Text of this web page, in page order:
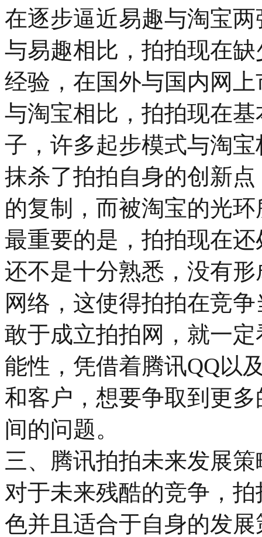
在逐步逼近易趣与淘宝两
与易趣相比，拍拍现在
经验，在国外与国内网
与淘宝相比，拍拍现在
子，许多起步模式与淘
抹杀了拍拍自身的创新
的复制，而被淘宝的光
最重要的是，拍拍现在
还不是十分熟悉，没有
网络，这使得拍拍在竞
敢于成立拍拍网，就一
能性，凭借着腾讯QQ以
和客户，想要争取到更
间的问题。
三、腾讯拍拍未来发展策
对于未来残酷的竞争，
色并且适合于自身的发